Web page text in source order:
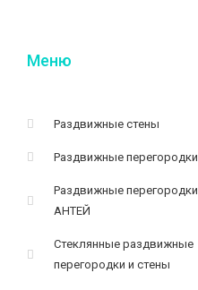
Меню
Раздвижные стены
Раздвижные перегородки
Раздвижные перегородки
АНТЕЙ
Стеклянные раздвижные
перегородки и стены